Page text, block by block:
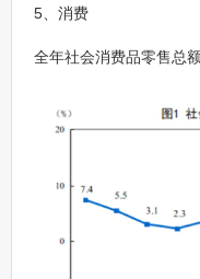
5、消费
全年社会消费品零售总